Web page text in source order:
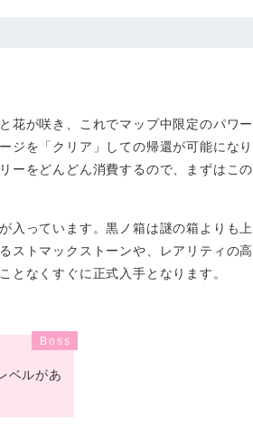
花が咲き、これでマップ中限定のパワー
ジを「クリア」しての帰還が可能になり
ーをどんどん消費するので、まずはこの
が入っています。黒ノ箱は謎の箱よりも上
ストマックストーンや、レアリティの高
となくすぐに正式入手となります。
ベルがあ